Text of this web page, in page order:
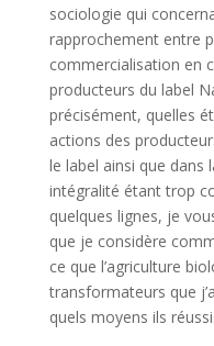
sociologie qui
rapprochement entre
commercialisation en
producteurs du label
précisément, quelles
actions des
le label ainsi que dans
intégralité étant trop
quelques lignes, je
que je considère
ce que l’agriculture
transformateurs que
quels moyens ils